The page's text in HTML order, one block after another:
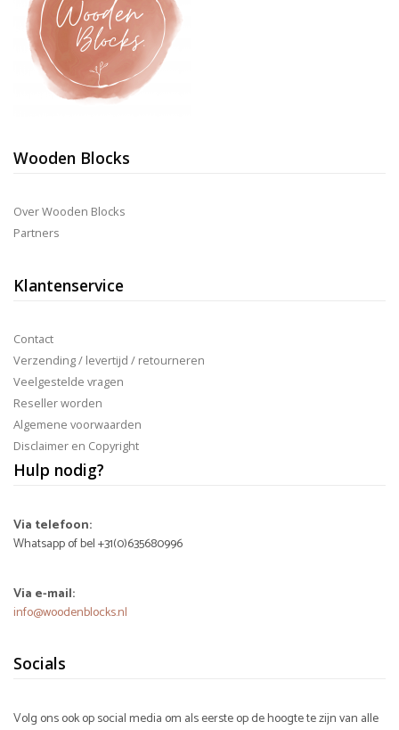
Wooden Blocks
Over Wooden Blocks
Partners
Klantenservice
Contact
Verzending / levertijd / retourneren
Veelgestelde vragen
Reseller worden
Algemene voorwaarden
Disclaimer en Copyright
Hulp nodig?
Via telefoon:
Whatsapp of bel +31(0)635680996
Via e-mail:
info@woodenblocks.nl
Socials
Volg ons ook op social media om als eerste op de hoogte te zijn van alle